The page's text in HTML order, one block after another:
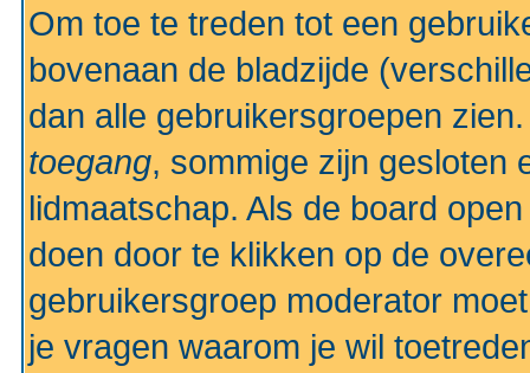
Om toe te treden tot een
bovenaan de bladzijde
dan alle gebruikersgroepen
toegang, sommige zijn gesloten
lidmaatschap. Als de board
doen door te klikken op de
gebruikersgroep moderator
je vragen waarom je wil